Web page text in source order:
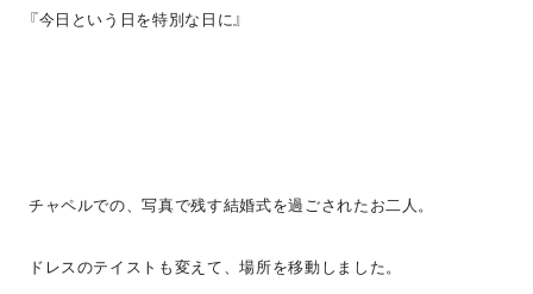
『今日という日を特別な日に』
チャペルでの、写真で残す結婚式を過ごされたお二人。
ドレスのテイストも変えて、場所を移動しました。